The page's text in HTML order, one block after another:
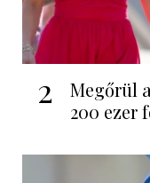
2
Megőrül
200 ezer